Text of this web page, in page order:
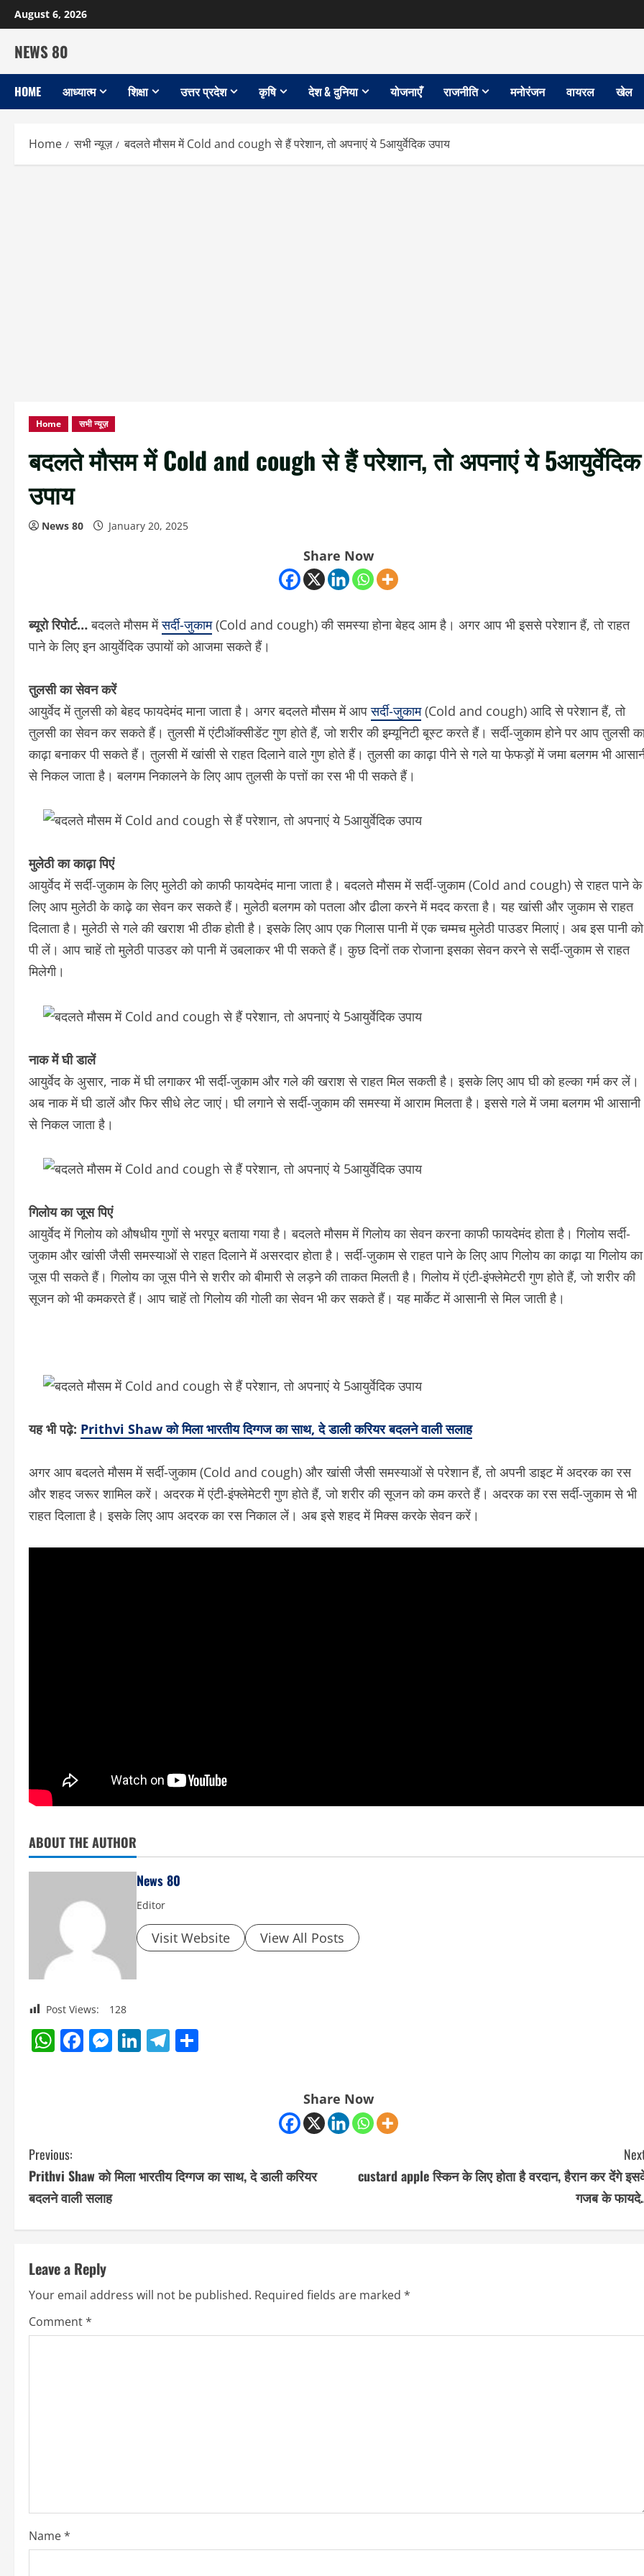
Skip
to
content
August 6, 2026
NEWS 80
HOME आध्यात्म शिक्षा उत्तर प्रदेश कृषि देश & दुनिया योजनाएँ राजनीति मनोरंजन वायरल खेल
Home सभी न्यूज़ बदलते मौसम में Cold and cough से हैं परेशान, तो अपनाएं ये 5आयुर्वेदिक उपाय
Home सभी न्यूज़
बदलते मौसम में Cold and cough से हैं परेशान, तो अपनाएं ये 5आयुर्वेदिक
उपाय
News 80 January 20, 2025
Share Now
ब्यूरो रिपोर्ट…बदलते मौसम मेंसर्दी-जुकाम(Cold and cough) की समस्या होना बेहद आम है। अगर आप भी इससे परेशान हैं, तो राहत
पाने के लिए इन आयुर्वेदिक उपायों को आजमा सकते हैं।
तुलसी का सेवन करें
आयुर्वेद में तुलसी को बेहद फायदेमंद माना जाता है। अगर बदलते मौसम में आपसर्दी-जुकाम(Cold and cough) आदि से परेशान हैं, तो
तुलसी का सेवन कर सकते हैं। तुलसी में एंटीऑक्सीडेंट गुण होते हैं, जो शरीर की इम्यूनिटी बूस्ट करते हैं। सर्दी-जुकाम होने पर आप तुलसी
काढ़ा बनाकर पी सकते हैं। तुलसी में खांसी से राहत दिलाने वाले गुण होते हैं। तुलसी का काढ़ा पीने से गले या फेफड़ों में जमा बलगम भी
से निकल जाता है। बलगम निकालने के लिए आप तुलसी के पत्तों का रस भी पी सकते हैं।
मुलेठी का काढ़ा पिएं
आयुर्वेद में सर्दी-जुकाम के लिए मुलेठी को काफी फायदेमंद माना जाता है। बदलते मौसम में सर्दी-जुकाम (Cold and cough) से राहत पाने के
लिए आप मुलेठी के काढ़े का सेवन कर सकते हैं। मुलेठी बलगम को पतला और ढीला करने में मदद करता है। यह खांसी और जुकाम से राहत
दिलाता है। मुलेठी से गले की खराश भी ठीक होती है। इसके लिए आप एक गिलास पानी में एक चम्मच मुलेठी पाउडर मिलाएं। अब इस पानी को
पी लें। आप चाहें तो मुलेठी पाउडर को पानी में उबलाकर भी पी सकते हैं। कुछ दिनों तक रोजाना इसका सेवन करने से सर्दी-जुकाम से राहत
मिलेगी।
नाक में घी डालें
आयुर्वेद के अुसार, नाक में घी लगाकर भी सर्दी-जुकाम और गले की खराश से राहत मिल सकती है। इसके लिए आप घी को हल्का गर्म कर लें।
अब नाक में घी डालें और फिर सीधे लेट जाएं। घी लगाने से सर्दी-जुकाम की समस्या में आराम मिलता है। इससे गले में जमा बलगम भी आसानी
से निकल जाता है।
गिलोय का जूस पिएं
आयुर्वेद में गिलोय को औषधीय गुणों से भरपूर बताया गया है। बदलते मौसम में गिलोय का सेवन करना काफी फायदेमंद होता है। गिलोय सर्दी-
जुकाम और खांसी जैसी समस्याओं से राहत दिलाने में असरदार होता है। सर्दी-जुकाम से राहत पाने के लिए आप गिलोय का काढ़ा या गिलोय का
जूस पी सकते हैं। गिलोय का जूस पीने से शरीर को बीमारी से लड़ने की ताकत मिलती है। गिलोय में एंटी-इंफ्लेमेटरी गुण होते हैं, जो शरीर की
सूजन को भी कमकरते हैं। आप चाहें तो गिलोय की गोली का सेवन भी कर सकते हैं। यह मार्केट में आसानी से मिल जाती है।
यह भी पढ़े: Prithvi Shaw को मिला भारतीय दिग्‍गज का साथ, दे डाली करियर बदलने वाली सलाह
अगर आप बदलते मौसम में सर्दी-जुकाम (Cold and cough) और खांसी जैसी समस्याओं से परेशान हैं, तो अपनी डाइट में अदरक का रस
और शहद जरूर शामिल करें। अदरक में एंटी-इंफ्लेमेटरी गुण होते हैं, जो शरीर की सूजन को कम करते हैं। अदरक का रस सर्दी-जुकाम से भी
राहत दिलाता है। इसके लिए आप अदरक का रस निकाल लें। अब इसे शहद में मिक्स करके सेवन करें।
ABOUT THE AUTHOR
News 80
Editor
Visit Website View All Posts
Post Views: 128
WhatsApp
Facebook
Messenger
LinkedIn
Telegram
Share Now
C
o
i
n
u
i
n
Previous:
Prithvi Shaw को मिला भारतीय दिग्‍गज का साथ, दे डाली करियर
बदलने वाली सलाह
custard apple स्किन के लिए होता है वरदान, हैरान कर देंगे
गजब के
Leave a Reply
Your email address will not be published. Required fields are marked *
Comment*
Name*